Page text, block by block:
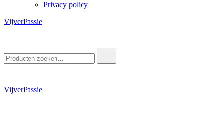
Privacy policy
VijverPassie
naar:
VijverPassie